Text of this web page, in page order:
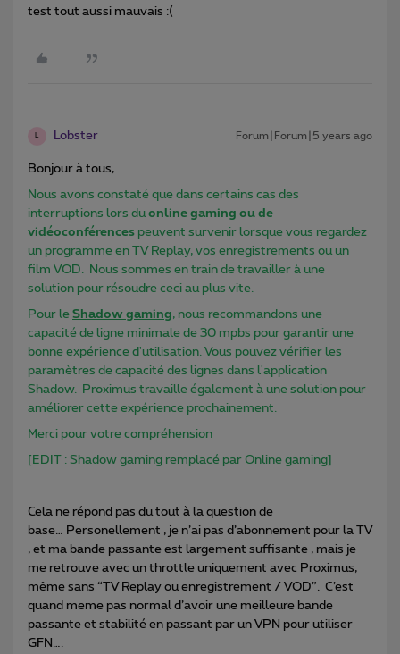
test tout aussi mauvais :(
L Lobster Forum|Forum|5 years ago
Bonjour à tous,
Nous avons constaté que dans certains cas des
interruptions lors du online gaming ou de
vidéoconférences peuvent survenir lorsque vous regardez
un programme en TV Replay, vos enregistrements ou un
film VOD. Nous sommes en train de travailler à une
solution pour résoudre ceci au plus vite.
Pour le Shadow gaming, nous recommandons une
capacité de ligne minimale de 30 mpbs pour garantir une
bonne expérience d'utilisation. Vous pouvez vérifier les
paramètres de capacité des lignes dans l'application
Shadow. Proximus travaille également à une solution pour
améliorer cette expérience prochainement.
Merci pour votre compréhension
[EDIT : Shadow gaming remplacé par Online gaming]
Cela ne répond pas du tout à la question de
base… Personellement , je n’ai pas d’abonnement pour la TV
, et ma bande passante est largement suffisante , mais je
me retrouve avec un throttle uniquement avec Proximus,
même sans “TV Replay ou enregistrement / VOD”. C’est
quand meme pas normal d’avoir une meilleure bande
passante et stabilité en passant par un VPN pour utiliser
GFN….